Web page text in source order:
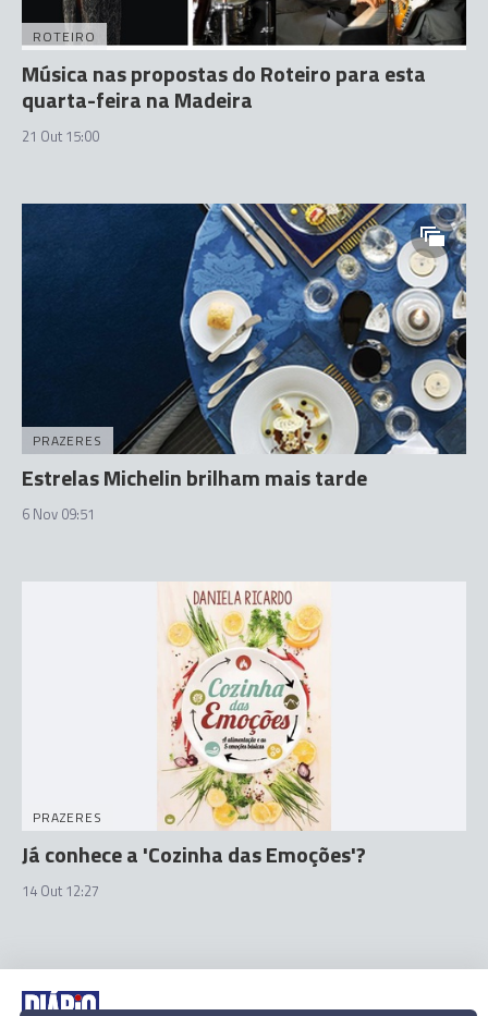
ROTEIRO
Música nas propostas do Roteiro para esta
quarta-feira na Madeira
21 Out 15:00
PRAZERES
Estrelas Michelin brilham mais tarde
6 Nov 09:51
PRAZERES
Já conhece a 'Cozinha das Emoções'?
14 Out 12:27